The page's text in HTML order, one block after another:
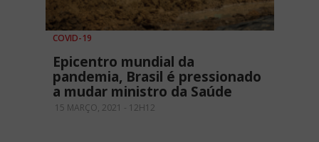
COVID-19
Epicentro mundial da
pandemia, Brasil é pressionado
a mudar ministro da Saúde
15 MARÇO, 2021 - 12H12